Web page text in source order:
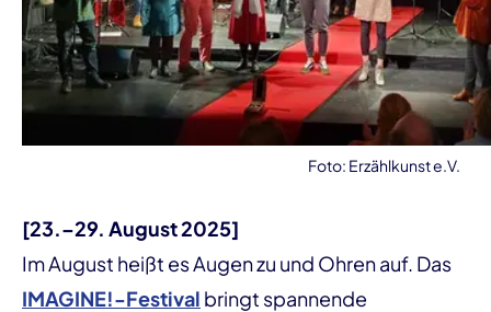
[23.–29. August 2025]
Im August heißt es Augen zu und Ohren auf. Das
IMAGINE!-Festival bringt spannende
Foto: Erzählkunst e.V.